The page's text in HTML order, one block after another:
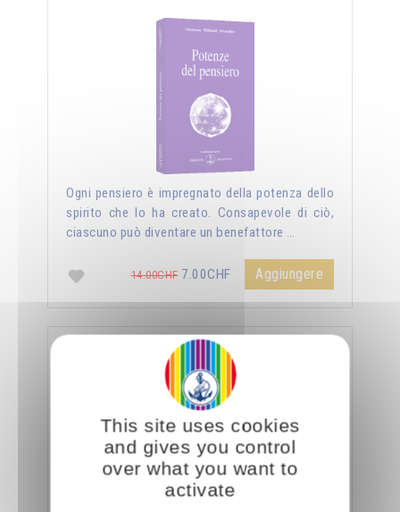
Ogni pensiero è impregnato della potenza dello
spirito che lo ha creato. Consapevole di ciò,
ciascuno può diventare un benefattore …
14.00CHF7.00CHF Aggiungere
La sessualità forza del cielo
This site uses cookies
and gives you control
over what you want to
activate